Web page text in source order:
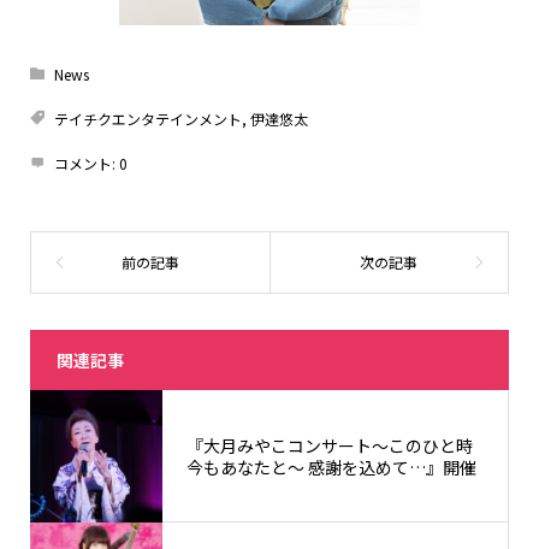
News
テイチクエンタテインメント, 伊達悠太
コメント: 0
関連記事
『大月みやこコンサート～このひと時
今もあなたと～ 感謝を込めて…』開催